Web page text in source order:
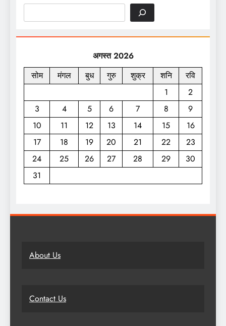
अगस्त 2026
सोम
मंगल बुध गुरु शुक्र शनि
रवि
1
2
3
4 5 6 7 8
9
10
11 12 13 14 15
16
17
18 19 20 21 22
23
24
25 26 27 28 29
30
31
About Us
Contact Us